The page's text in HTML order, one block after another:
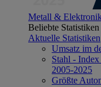
Metall &
Beliebte Statistiken
Aktuelle Statistiken
Umsatz im
Stahl -
2005-2025
Größte